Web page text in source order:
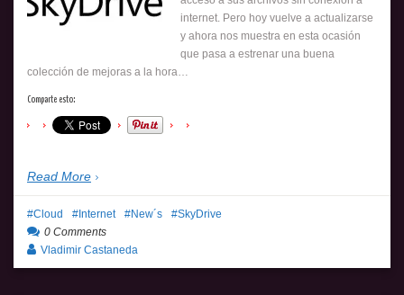
internet. Pero hoy vuelve a actualizarse
y ahora nos muestra en esta ocasión
que pasa a estrenar una buena
colección de mejoras a la hora…
Comparte esto:
Read More
Cloud Internet New´s
SkyDrive
0 Comments
Vladimir Castaneda